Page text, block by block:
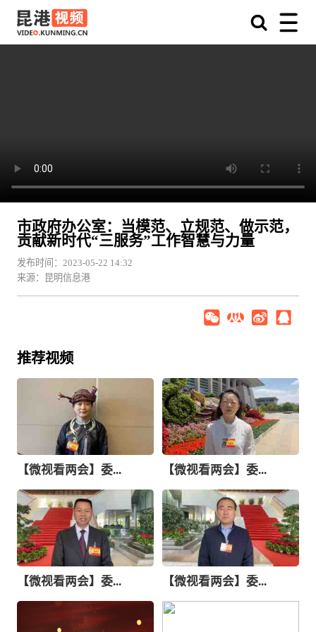
市政府办公室：当模范、立规范、做示范，
贡献新时代“三服务”工作智慧与力量
发布时间：2023-05-22 14:32
来源：昆明信息港
推荐视频
【微视看两会】委... 【微视看两会】委...
【微视看两会】委... 【微视看两会】委...